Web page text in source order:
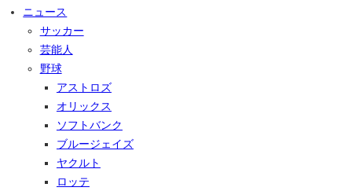
ニュース
サッカー
芸能人
野球
アストロズ
オリックス
ソフトバンク
ブルージェイズ
ヤクルト
ロッテ